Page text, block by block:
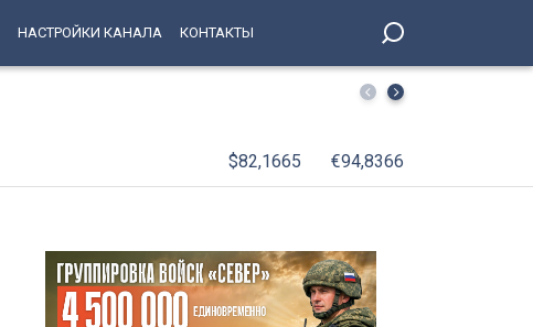
НАСТРОЙКИ КАНАЛА КОНТАКТЫ
«Спортивный Петербург — это мы с вами»: как
$82,1665 €94,8366